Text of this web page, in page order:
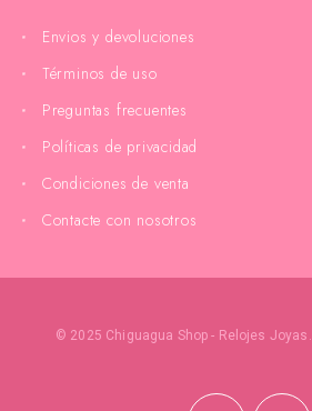
Envios y devoluciones
Términos de uso
Preguntas frecuentes
Políticas de privacidad
Condiciones de venta
Contacte con nosotros
© 2025 Chiguagua Shop - Relojes Joyas.